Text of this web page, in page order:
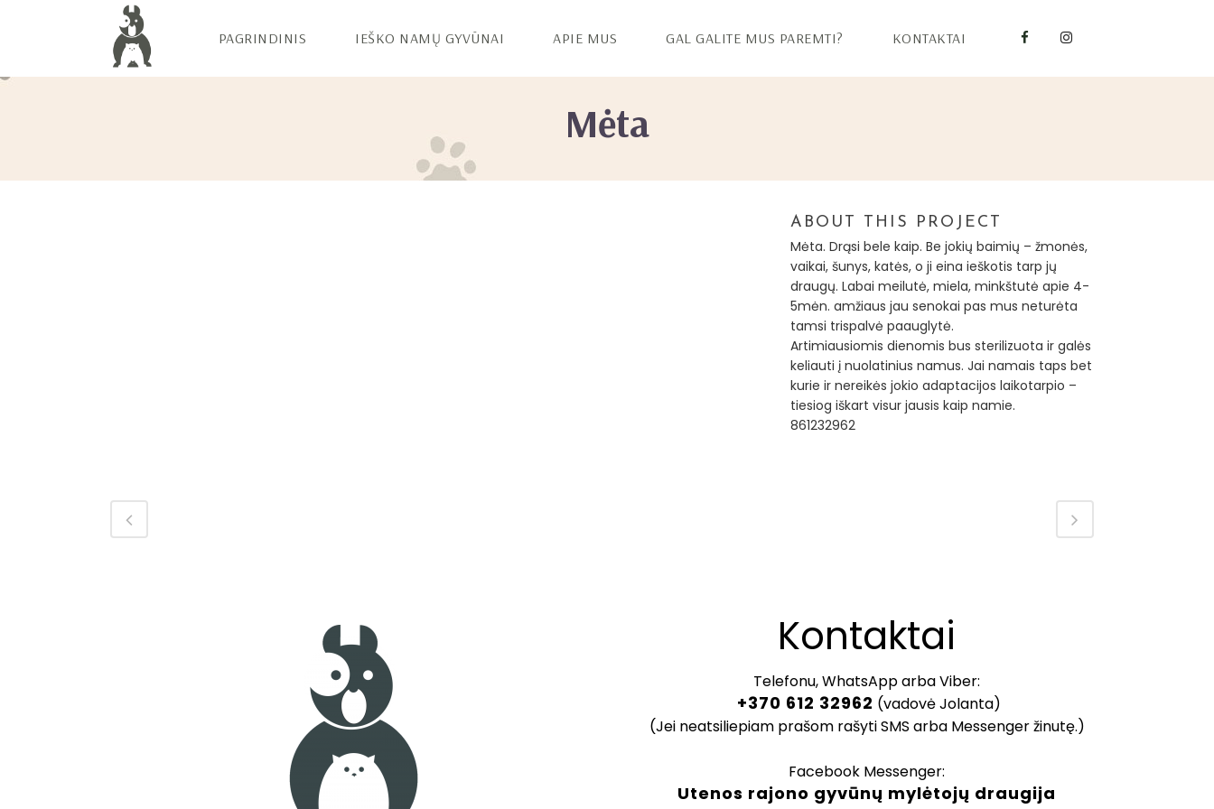
PAGRINDINIS IEŠKO NAMŲ GYVŪNAI APIE MUS GAL GALITE MUS PAREMTI? KONTAKTAI
Mėta
ABOUT THIS PROJECT
Mėta. Drąsi bele kaip. Be jokių baimių – žmonės,
vaikai, šunys, katės, o ji eina ieškotis tarp jų
draugų. Labai meilutė, miela, minkštutė apie 4-
5mėn. amžiaus jau senokai pas mus neturėta
tamsi trispalvė paauglytė.
Artimiausiomis dienomis bus sterilizuota ir galės
keliauti į nuolatinius namus. Jai namais taps bet
kurie ir nereikės jokio adaptacijos laikotarpio –
tiesiog iškart visur jausis kaip namie.
861232962
Kontaktai
Telefonu, WhatsApp arba Viber:
+370 612 32962 (vadovė Jolanta)
(Jei neatsiliepiam prašom rašyti SMS arba Messenger žinutę.)
Facebook Messenger:
Utenos rajono gyvūnų mylėtojų draugija